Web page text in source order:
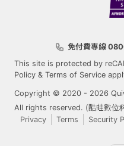
免付費專線
This site is protected by
Policy & Terms of Service
Copyright © 2020 - 2026
All rights reserved. (酷蛙數位
Privacy
Terms Security